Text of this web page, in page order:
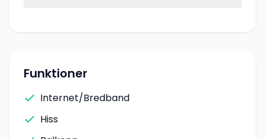
Funktioner
Internet/Bredband
Hiss